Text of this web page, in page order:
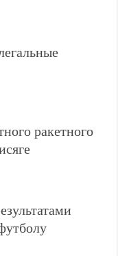
ракетного